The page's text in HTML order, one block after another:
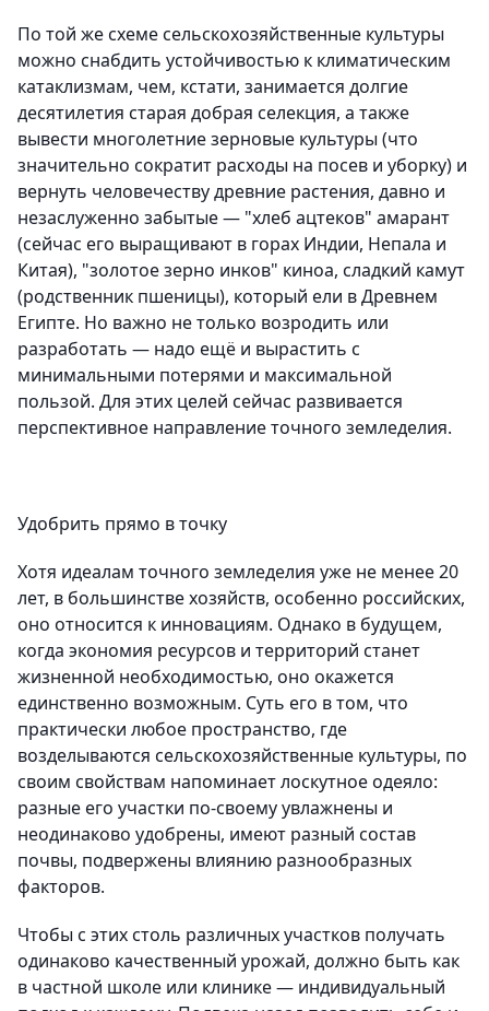
По той же схеме сельскохозяйственные культуры
можно снабдить устойчивостью к климатическим
катаклизмам, чем, кстати, занимается долгие
десятилетия старая добрая селекция, а также
вывести многолетние зерновые культуры (что
значительно сократит расходы на посев и уборку) и
вернуть человечеству древние растения, давно и
незаслуженно забытые — "хлеб ацтеков" амарант
(сейчас его выращивают в горах Индии, Непала и
Китая), "золотое зерно инков" киноа, сладкий камут
(родственник пшеницы), который ели в Древнем
Египте. Но важно не только возродить или
разработать — надо ещё и вырастить с
минимальными потерями и максимальной
пользой. Для этих целей сейчас развивается
перспективное направление точного земледелия.
Удобрить прямо в точку
Хотя идеалам точного земледелия уже не менее 20
лет, в большинстве хозяйств, особенно российских,
оно относится к инновациям. Однако в будущем,
когда экономия ресурсов и территорий станет
жизненной необходимостью, оно окажется
единственно возможным. Суть его в том, что
практически любое пространство, где
возделываются сельскохозяйственные культуры, по
своим свойствам напоминает лоскутное одеяло:
разные его участки по-своему увлажнены и
неодинаково удобрены, имеют разный состав
почвы, подвержены влиянию разнообразных
факторов.
Чтобы с этих столь различных участков получать
одинаково качественный урожай, должно быть как
в частной школе или клинике — индивидуальный